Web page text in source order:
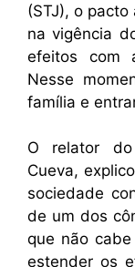
(STJ), o
na vigência
efeitos com
Nesse
família e
O relator do
Cueva,
sociedade
de um dos
que não
estender os